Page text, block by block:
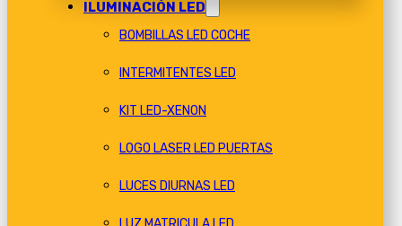
ILUMINACIÓN LED
BOMBILLAS LED COCHE
INTERMITENTES LED
KIT LED-XENON
LOGO LASER LED PUERTAS
LUCES DIURNAS LED